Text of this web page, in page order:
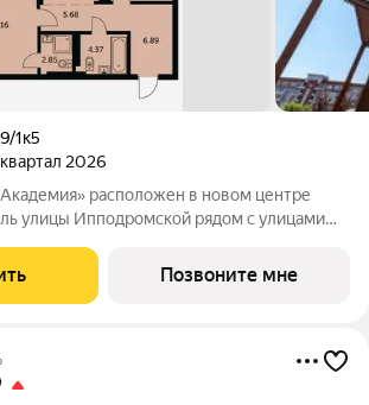
1к5
квартал 2026
расположен в новом центре
улицы Ипподромской рядом с улицами
А в последние годы эта локация активно
в
Позвоните мне